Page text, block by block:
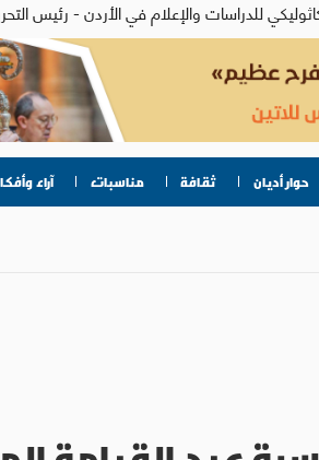
حوار أديان ثقافة مناسبات آراء